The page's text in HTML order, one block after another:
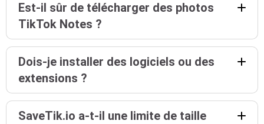
Est-il sûr de télécharger des photos
TikTok Notes ?
Dois-je installer des logiciels ou des
extensions ?
SaveTik.io a-t-il une limite de taille